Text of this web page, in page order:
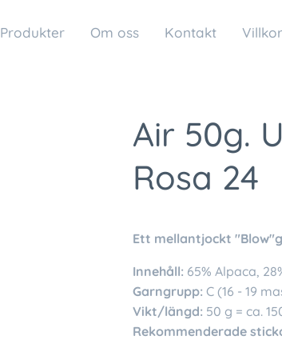
Produkter Om oss Kontakt
Air 50g.
Rosa 24
Ett mellantjockt
Innehåll: 65% Alpaca,
Garngrupp: C (16 - 19
Vikt/längd: 50 g = ca.
Rekommenderade